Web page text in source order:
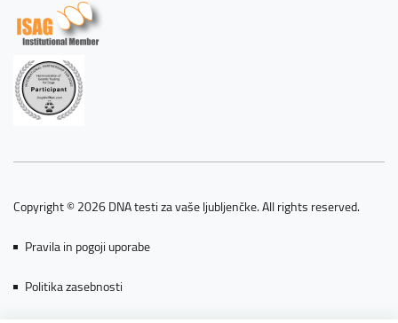
Copyright © 2026 DNA testi za vaše ljubljenčke. All rights reserved.
Pravila in pogoji uporabe
Politika zasebnosti